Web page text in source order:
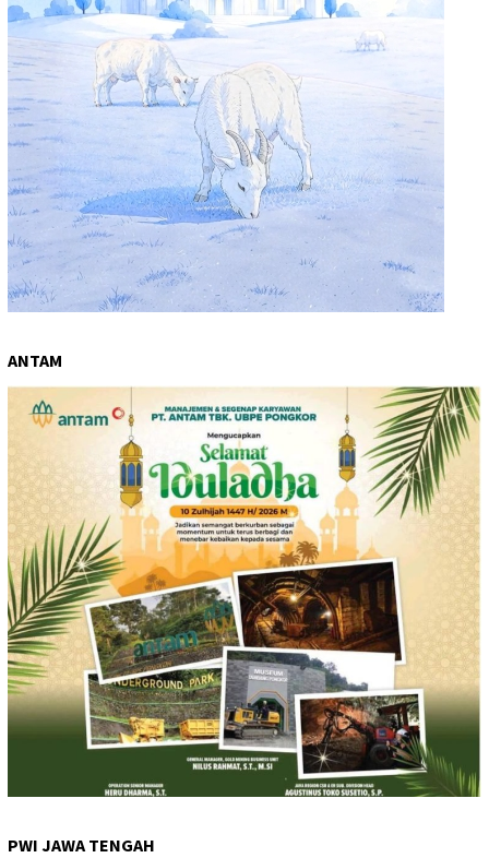
ANTAM
PWI JAWA TENGAH